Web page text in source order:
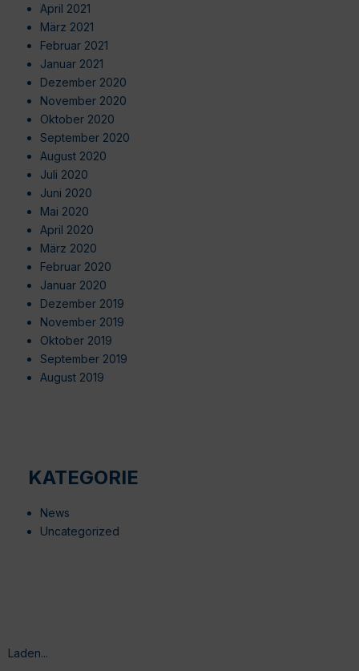
April 2021
März 2021
Februar 2021
Januar 2021
Dezember 2020
November 2020
Oktober 2020
September 2020
August 2020
Juli 2020
Juni 2020
Mai 2020
April 2020
März 2020
Februar 2020
Januar 2020
Dezember 2019
November 2019
Oktober 2019
September 2019
August 2019
KATEGORIE
News
Uncategorized
Laden...